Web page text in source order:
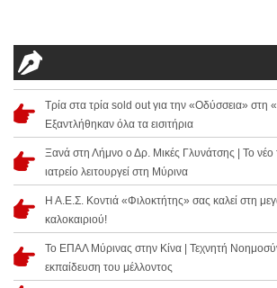
Τρία στα τρία sold out για την «Οδύσσεια» στη
Εξαντλήθηκαν όλα τα εισιτήρια
Ξανά στη Λήμνο ο Δρ. Μικές Γλυνάτσης | Το
ιατρείο λειτουργεί στη Μύρινα
Η Α.Ε.Σ. Κοντιά «Φιλοκτήτης» σας καλεί στη
καλοκαιριού!
Το ΕΠΑΛ Μύρινας στην Κίνα | Τεχνητή
εκπαίδευση του μέλλοντος